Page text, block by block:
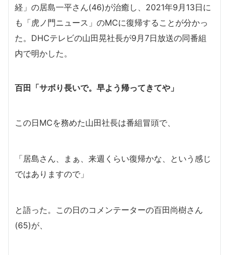
経」の居島一平さん(46)が治癒し、2021年9月13日に
も「虎ノ門ニュース」のMCに復帰することが分かっ
た。DHCテレビの山田晃社長が9月7日放送の同番組
内で明かした。
百田「サボり長いで。早よう帰ってきてや」
この日MCを務めた山田社長は番組冒頭で、
「居島さん、まぁ、来週くらい復帰かな、という感じ
ではありますので」
と語った。この日のコメンテーターの百田尚樹さん
(65)が、